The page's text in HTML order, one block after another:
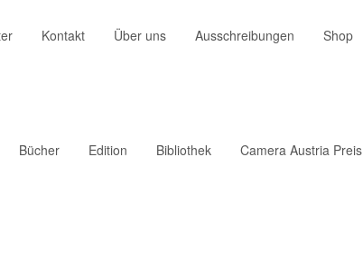
Kontakt Über uns Ausschreibungen Shop
Bücher Edition Bibliothek Camera Austria Preis